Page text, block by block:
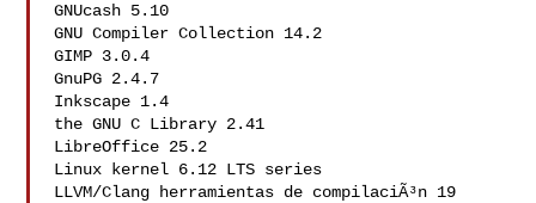
GNUcash 5.10
GNU Compiler Collection 14.2
GIMP 3.0.4
GnuPG 2.4.7
Inkscape 1.4
the GNU C Library 2.41
LibreOffice 25.2
Linux kernel 6.12 LTS series
LLVM/Clang herramientas de compilaciÃ³n 19